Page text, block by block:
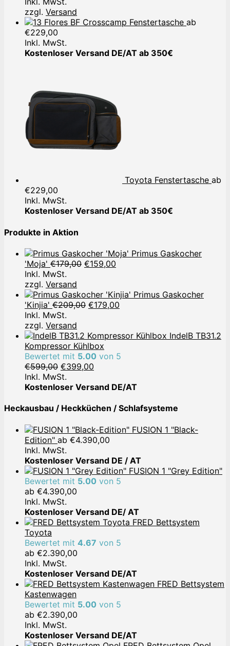
zzgl. Versand
Crosscamp Fenstertasche ab
€229,00
Inkl. MwSt.
Kostenloser Versand DE/AT ab 350€
Toyota Fenstertasche ab
€229,00
Inkl. MwSt.
Kostenloser Versand DE/AT ab 350€
Produkte in Aktion
Primus Gaskocher
'Moja' €179,00 Ursprünglicher
€179,00
€159,00
€159,00.
Inkl. MwSt.
zzgl. Versand
Primus Gaskocher
'Kinjia' €209,00 Ursprünglicher
€209,00
€179,00
€179,00.
Inkl. MwSt.
zzgl. Versand
IndelB TB31.2
Kompressor Kühlbox
Bewertet mit 5.00 von 5
€599,00 Ursprünglicher
Preis
war:
€399,00
ist:
Inkl. MwSt.
Kostenloser Versand DE/AT
Heckausbau / Heckküchen / Schlafsysteme
FUSION 1 "Black-
Edition" ab €4.390,00
Inkl. MwSt.
Kostenloser Versand DE / AT
FUSION 1 "Grey Edition"
Bewertet mit 5.00 von 5
ab €4.390,00
Inkl. MwSt.
Kostenloser Versand DE/ AT
FRED Bettsystem
Toyota
Bewertet mit 4.67 von 5
ab €2.390,00
Inkl. MwSt.
Kostenloser Versand DE/AT
FRED Bettsystem
Kastenwagen
Bewertet mit 5.00 von 5
ab €2.390,00
Inkl. MwSt.
Kostenloser Versand DE/AT